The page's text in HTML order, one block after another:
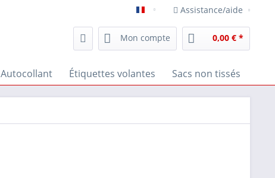
Emballage unique - Französisch
Assistance/aide
Mon compte 0,00 € *
Autocollant Étiquettes volantes Sacs non tissés